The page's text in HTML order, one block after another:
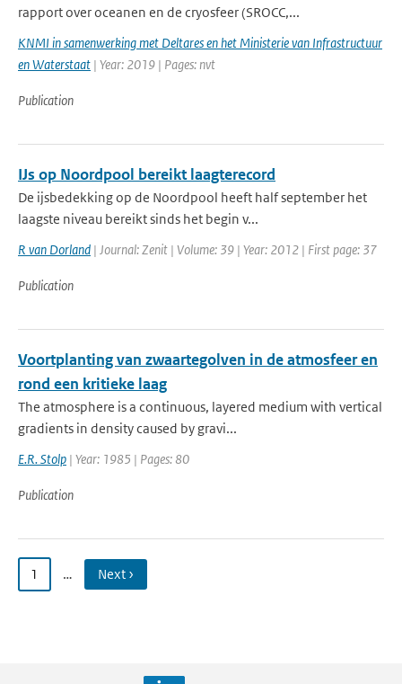
rapport over oceanen en de cryosfeer (SROCC,...
KNMI in samenwerking met Deltares en het Ministerie van Infrastructuur
en Waterstaat | Year: 2019 | Pages: nvt
Publication
IJs op Noordpool bereikt laagterecord
De ijsbedekking op de Noordpool heeft half september het
laagste niveau bereikt sinds het begin v...
R van Dorland | Journal: Zenit | Volume: 39 | Year: 2012 | First page: 37
Publication
Voortplanting van zwaartegolven in de atmosfeer en
rond een kritieke laag
The atmosphere is a continuous, layered medium with vertical
gradients in density caused by gravi...
E.R. Stolp | Year: 1985 | Pages: 80
Publication
1 … Next ›